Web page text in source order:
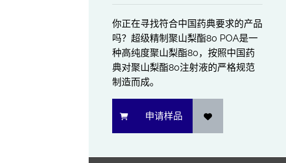
你正在寻找符合中国药典要求的产品
吗？超级精制聚山梨酯80 POA是一
种高纯度聚山梨酯80，按照中国药
典对聚山梨酯80注射液的严格规范
制造而成。
申请样品